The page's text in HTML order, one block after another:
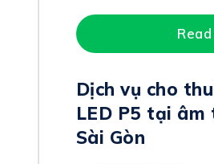
Dịch vụ cho
LED P5 tại âm
Sài Gòn